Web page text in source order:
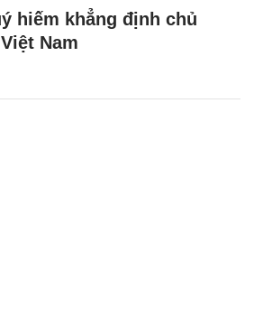
hiếm khẳng định chủ
Nam